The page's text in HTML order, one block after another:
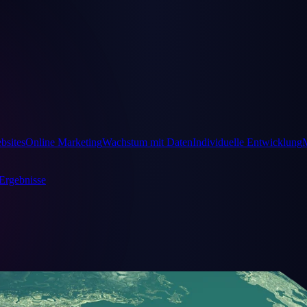
Online MarketingWachstum mit DatenIndividuelle Entwicklung